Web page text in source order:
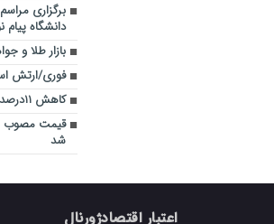
برگزاری
دانشگاه پیام
بازار طلا و
فوری/ارتش
کاهش ۱۱درصدی فوتی‌های ناشی از حوادث کار
شد
اعتبار اقتصادژورنال